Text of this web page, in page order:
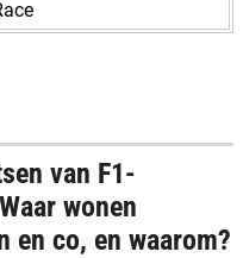
van F1-
wonen
en co, en waarom?